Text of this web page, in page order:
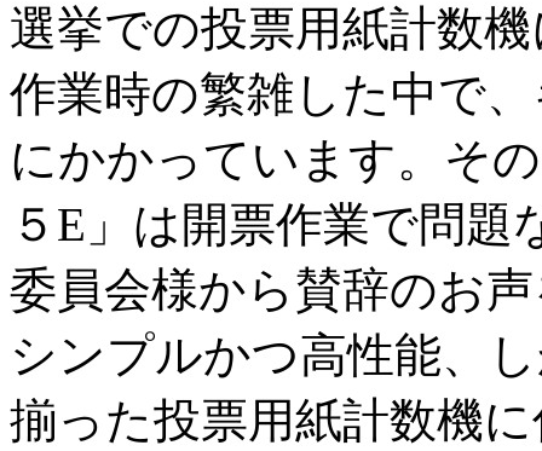
選挙での投票用紙計数
作業時の繁雑した中で
にかかっています。そ
５E」は開票作業で問
委員会様から賛辞のお
シンプルかつ高性能、
揃った投票用紙計数機